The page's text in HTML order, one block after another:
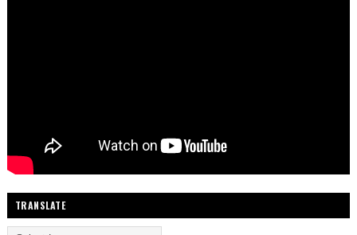
TRANSLATE